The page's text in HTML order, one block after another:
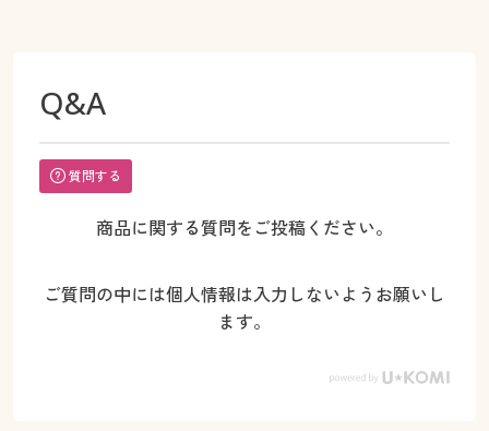
Q&A
質問する
商品に関する質問をご投稿ください。
ご質問の中には個人情報は入力しないようお願いし
ます。